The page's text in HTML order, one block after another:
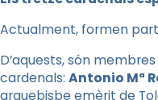
Actualment, formen part
D’aquests, són
cardenals: Antonio Mª
arquebisbe emèrit de